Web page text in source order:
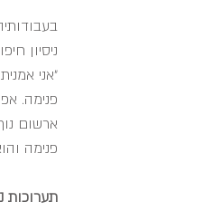
ניסיון
״אני
פנימה.
ארשום
פנימה
תערוכות